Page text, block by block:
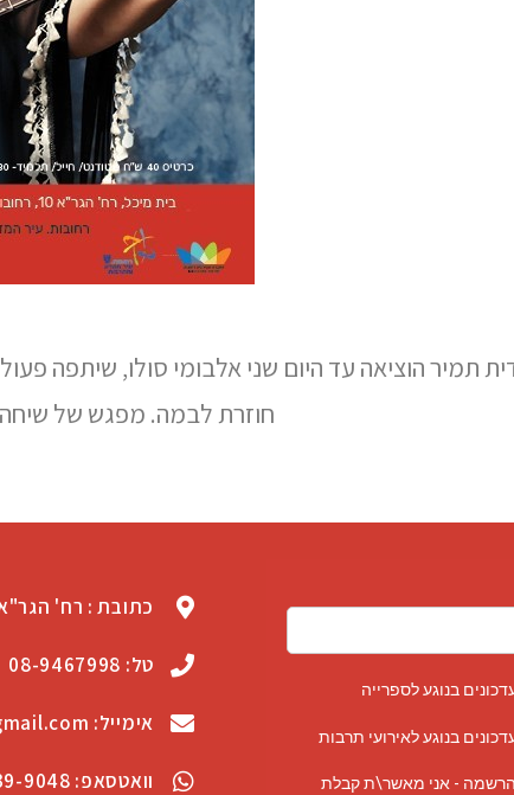
תמיר הוציאה עד היום שני אלבומי סולו, שיתפה
חוזרת לבמה. מפגש של שיחה
כתובת : רח' הגר"א 10
טל: 08-9467998
אימייל: betmichal.office@gmail.com
וואטסאפ: 050-239-9048